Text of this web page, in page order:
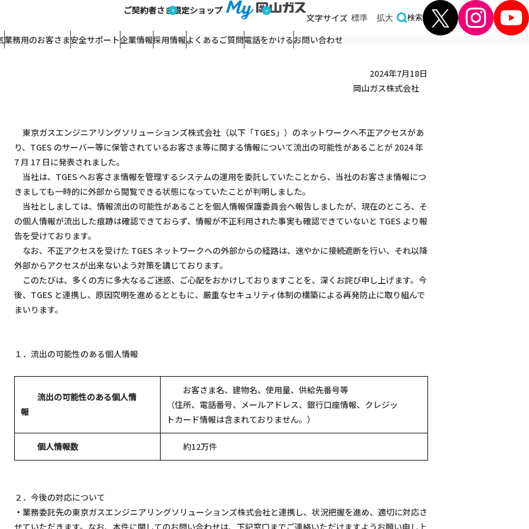
文字サイズ 標準 拡大 検索
ご契約者さま限定ショップ
業務用のお客さま安全サポート企業情報採用情報よくあるご質問電話をかけるお問い合わせ
アクセスによるお客さま等に関する情報流出の可能性についてお詫びとお知らせ
不正アクセスによるお客さま等に関する情報流出の可能性についてお詫びとお知らせ
2024年7月18日
岡山ガス株式会社
東京ガスエンジニアリングソリューションズ株式会社（以下「TGES」）のネットワークへ不正アクセスがあ
り、TGES のサーバー等に保管されているお客さま等に関する情報について流出の可能性があることが 2024 年
7 月 17 日に発表されました。
当社は、TGES へお客さま情報を管理するシステムの運用を委託していたことから、当社のお客さま情報につ
きましても一時的に外部から閲覧できる状態になっていたことが判明しました。
当社としましては、情報流出の可能性があることを個人情報保護委員会へ報告しましたが、現在のところ、そ
の個人情報が流出した痕跡は確認できておらず、情報が不正利用された事実も確認できていないと TGES より報
告を受けております。
なお、不正アクセスを受けた TGES ネットワークへの外部からの経路は、速やかに接続遮断を行い、それ以降
外部からアクセスが出来ないよう対策を講じております。
このたびは、多くの方に多大なるご迷惑、ご心配をおかけしておりますことを、深くお詫び申し上げます。今
後、TGES と連携し、原因究明を進めるとともに、厳重なセキュリティ体制の構築による再発防止に取り組んで
まいります。
１．流出の可能性のある個人情報
流出の可能性のある個人情
報
お客さま名、建物名、使用量、供給先番号等
（住所、電話番号、メールアドレス、銀行口座情報、クレジッ
トカード情報は含まれておりません。）
個人情報数 約12万件
２．今後の対応について
・ 業務委託先の東京ガスエンジニアリングソリューションズ株式会社と連携し、状況把握を進め、適切に対応さ
せていただきます。なお、本件に関してのお問い合わせは、下記窓口までご連絡いただけますようお願い申し上